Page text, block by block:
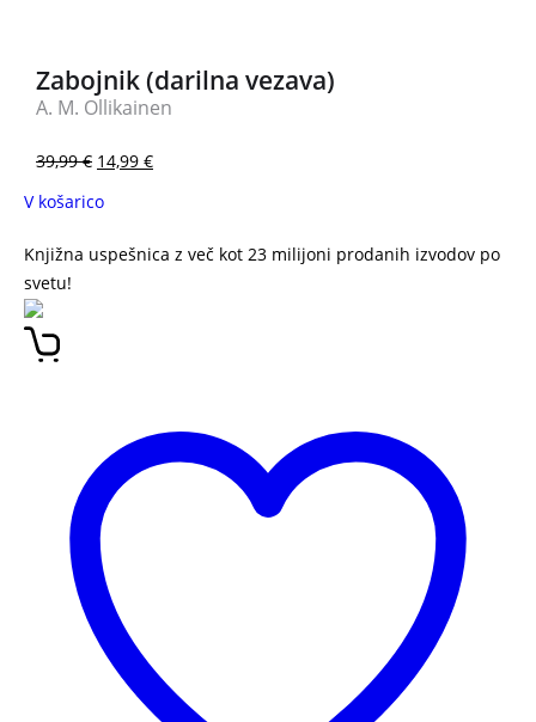
Zabojnik (darilna vezava)
A. M. Ollikainen
39,99€ 14,99 €
V košarico
Knjižna uspešnica z več kot 23 milijoni prodanih izvodov po
svetu!